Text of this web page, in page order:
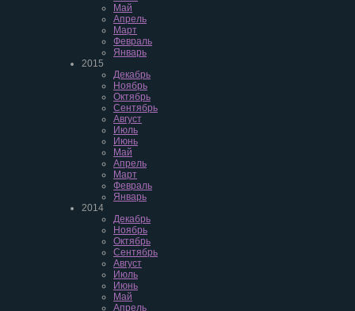
Май
Апрель
Март
Февраль
Январь
2015
Декабрь
Ноябрь
Октябрь
Сентябрь
Август
Июль
Июнь
Май
Апрель
Март
Февраль
Январь
2014
Декабрь
Ноябрь
Октябрь
Сентябрь
Август
Июль
Июнь
Май
Апрель